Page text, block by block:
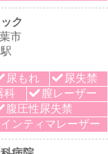
ク
市
尿もれ
尿失禁
科
膣レーザー
腹圧性尿失禁
インティマレーザー